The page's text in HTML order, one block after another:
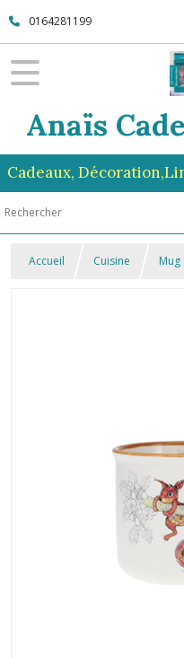
0164281199
Anaïs
Cadeaux,
Accueil Cuisine Mug